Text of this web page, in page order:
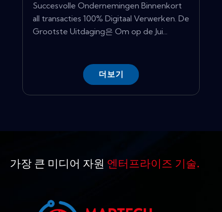
Succesvolle Ondernemingen Binnenkort
all transacties 100% Digitaal Verwerken. De
Grootste Uitdaging은 Om op de Jui...
더보기
가장 큰 미디어 자원 엔터프라이즈 기술.